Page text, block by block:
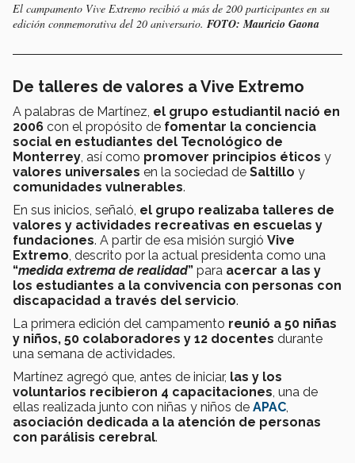
El campamento Vive Extremo recibió a más de 200 participantes en su
edición conmemorativa del 20 aniversario. FOTO: Mauricio Gaona
De talleres de valores a Vive Extremo
A palabras de Martínez, el grupo estudiantil nació en
2006 con el propósito de fomentar la conciencia
social en estudiantes del Tecnológico de
Monterrey, así como promover principios éticos y
valores universales en la sociedad de Saltillo y
comunidades vulnerables.
En sus inicios, señaló, el grupo realizaba talleres de
valores y actividades recreativas en escuelas y
fundaciones. A partir de esa misión surgió Vive
Extremo, descrito por la actual presidenta como una
“medida extrema de realidad” para acercar a las y
los estudiantes a la convivencia con personas con
discapacidad a través del servicio.
La primera edición del campamento reunió a 50 niñas
y niños, 50 colaboradores y 12 docentes durante
una semana de actividades.
Martínez agregó que, antes de iniciar, las y los
voluntarios recibieron 4 capacitaciones, una de
ellas realizada junto con niñas y niños de APAC,
asociación dedicada a la atención de personas
con parálisis cerebral.